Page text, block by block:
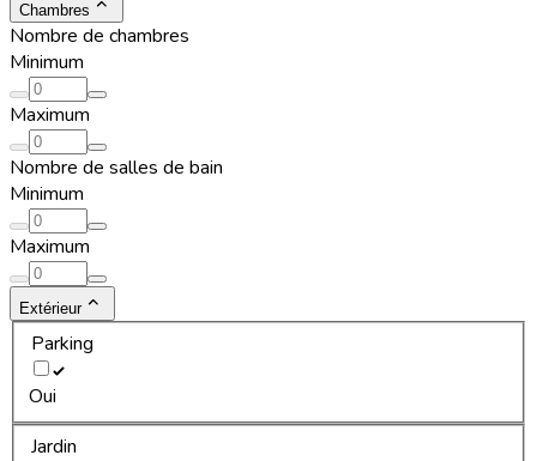
Chambres
Nombre de chambres
Minimum
Maximum
Nombre de salles de bain
Minimum
Maximum
Extérieur
Parking
Oui
Jardin